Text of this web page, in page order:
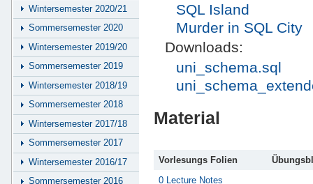
SQL Island
Murder in SQL City
Downloads:
uni_schema.sql
Material
Vorlesungs Folien
0 Lecture Notes
Wintersemester 2020/21
Sommersemester 2020
Wintersemester 2019/20
Sommersemester 2019
Wintersemester 2018/19
Sommersemester 2018
Wintersemester 2017/18
Sommersemester 2017
Wintersemester 2016/17
Sommersemester 2016